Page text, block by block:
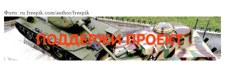
Фото: ru.freepik.com/author/freepik